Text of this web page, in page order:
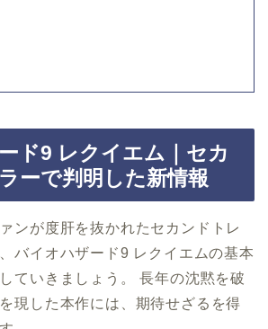
ド9 レクイエム｜セカ
ーで判明した新情報
ンが度肝を抜かれたセカンドトレ
バイオハザード9 レクイエムの基本
ていきましょう。 長年の沈黙を破
現した本作には、期待せざるを得